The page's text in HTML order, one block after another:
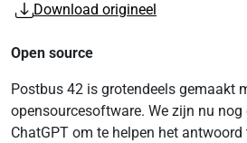
Download origineel
Open source
Postbus 42 is grotendeels gemaakt
opensourcesoftware. We zijn nu
ChatGPT om te helpen het